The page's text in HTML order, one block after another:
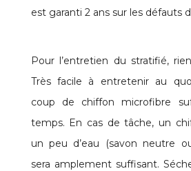
est garanti 2 ans sur les défauts
Pour l’entretien du stratifié,
Très facile à entretenir au
coup de chiffon microfibre
temps. En cas de tâche, un
un peu d’eau (savon neutre
sera amplement suffisant.